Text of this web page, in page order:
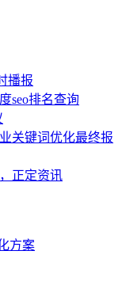
播报
seo排名查询
关键词优化最终报
正定资讯